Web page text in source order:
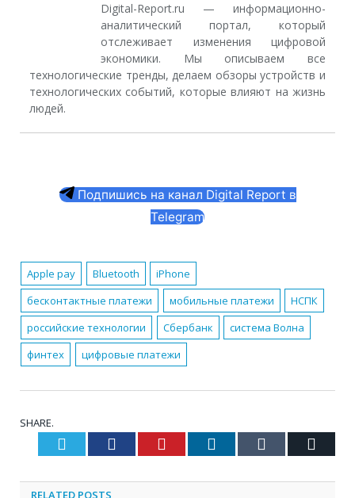
Digital-Report.ru — информационно-
аналитический портал, который
отслеживает изменения цифровой
экономики. Мы описываем все
технологические тренды, делаем обзоры устройств и
технологических событий, которые влияют на жизнь
людей.
Подпишись на канал Digital Report в
Telegram
Apple pay Bluetooth
iPhone
бесконтактные платежи
мобильные платежи
НСПК
российские технологии
Сбербанк
система Волна
финтех
цифровые платежи
SHARE.
Twitter Facebook Pinterest LinkedIn Tumblr
RELATED POSTS